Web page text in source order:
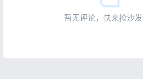
暂无评论，快来抢沙